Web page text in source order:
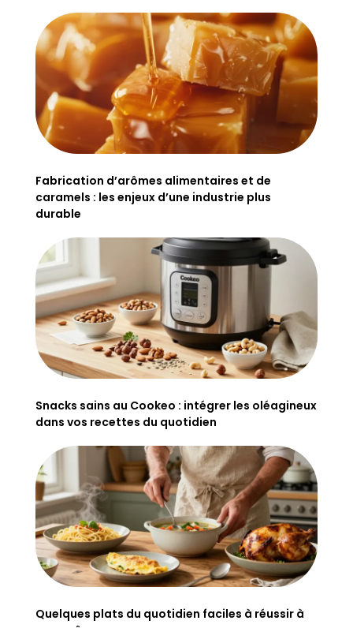
Fabrication d’arômes alimentaires et de
caramels : les enjeux d’une industrie plus
durable
Snacks sains au Cookeo : intégrer les oléagineux
dans vos recettes du quotidien
Quelques plats du quotidien faciles à réussir à